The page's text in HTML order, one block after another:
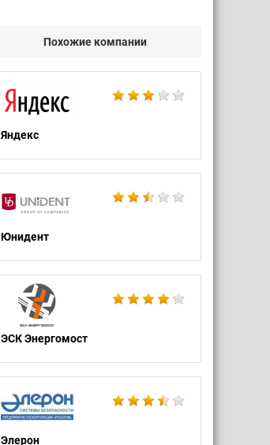
Похожие компании
Яндекс
Юнидент
ЭСК Энергомост
Элерон